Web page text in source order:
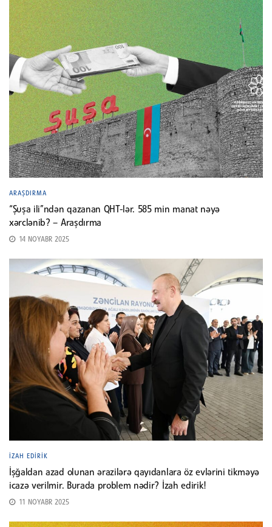
ARAŞDIRMA
“Şuşa ili”ndən qazanan QHT-lər. 585 min manat nəyə
xərclənib? – Araşdırma
14 NOYABR 2025
İZAH EDIRIK
İşğaldan azad olunan ərazilərə qayıdanlara öz evlərini tikməyə
icazə verilmir. Burada problem nədir? İzah edirik!
11 NOYABR 2025